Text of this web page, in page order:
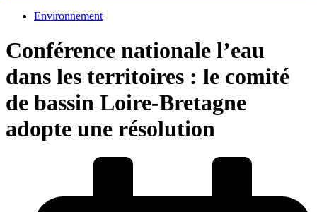
Environnement
Conférence nationale l’eau
dans les territoires : le comité
de bassin Loire-Bretagne
adopte une résolution